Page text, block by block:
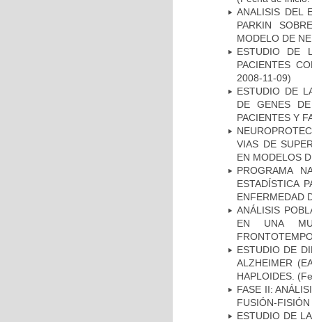
ANALISIS DEL
PARKIN
MODELO DE
ESTUDIO DE
PACIENTES
2008-11-09)
ESTUDIO DE
DE GENES
PACIENTES Y
VIAS DE
EN MODELOS
PROGRAMA
ESTADÍSTICA
ENFERMEDAD
ANÁLISIS
EN UNA
ESTUDIO DE
ALZHEIMER
HAPLOIDES.
FASE II:
FUSIÓN-
ESTUDIO DE